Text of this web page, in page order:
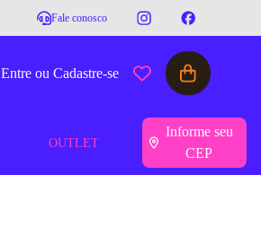
Fale conosco
Entre ou Cadastre-se
OUTLET
Informe seu
CEP